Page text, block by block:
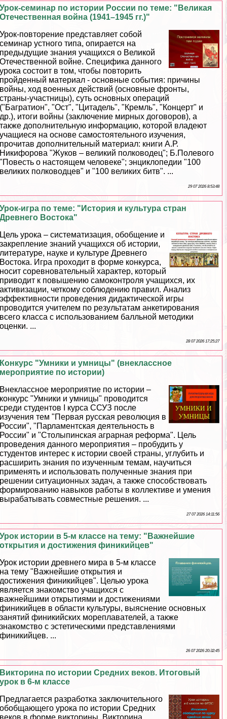
Урок-семинар по истории России по теме: "Великая
Отечественная война (1941–1945 гг.)"
Урок-повторение представляет собой
семинар устного типа, опирается на
предыдущие знания учащихся о Великой
Отечественной войне. Специфика данного
урока состоит в том, чтобы повторить
пройденный материал - основные события: причины
войны, ход военных действий (основные фронты,
страны-участницы), суть основных операций
("Багратион", "Ост", "Цитадель", "Кремль", "Концерт" и
др.), итоги войны (заключение мирных договоров), а
также дополнительную информацию, которой владеют
учащиеся на основе самостоятельного изучения,
прочитав дополнительный материал: книги А.Р.
Никифорова "Жуков – великий полководец"; Б.Полевого
"Повесть о настоящем человеке"; энциклопедии "100
великих полководцев" и "100 великих битв". ...
29 07 2026 8:53:48
Урок-игра по теме: "История и культура стран
Древнего Востока"
Цель урока – систематизация, обобщение и
закрепление знаний учащихся об истории,
литературе, науке и культуре Древнего
Востока. Игра проходит в форме конкурса,
носит соревновательный хаpaктер, который
приводит к повышению самоконтроля учащихся, их
активизации, четкому соблюдению правил. Анализ
эффективности проведения дидактической игры
проводится учителем по результатам анкетирования
всего класса с использованием балльной методики
оценки. ...
28 07 2026 17:25:27
Конкурс "Умники и умницы" (внеклассное
мероприятие по истории)
Внеклассное мероприятие по истории –
конкурс "Умники и умницы" проводится
среди студентов I курса ССУЗ после
изучения тем "Первая русская революция в
России", "Парламентская деятельность в
России" и "Столыпинская аграрная реформа". Цель
проведения данного мероприятия – пробудить у
студентов интерес к истории своей страны, углубить и
расширить знания по изученным темам, научиться
применять и использовать полученные знания при
решении ситуационных задач, а также способствовать
формированию навыков работы в коллективе и умения
выpaбатывать совместные решения. ...
27 07 2026 14:11:56
Урок истории в 5-м классе на тему: "Важнейшие
открытия и достижения финикийцев"
Урок истории древнего мира в 5-м классе
на тему "Важнейшие открытия и
достижения финикийцев". Целью урока
является знакомство учащихся с
важнейшими открытиями и достижениями
финикийцев в области культуры, выяснение основных
занятий финикийских мореплавателей, а также
знакомство с эстетическими представлениями
финикийцев. ...
26 07 2026 20:32:45
Викторина по истории Средних веков. Итоговый
урок в 6-м классе
Предлагается разработка заключительного
обобщающего урока по истории Средних